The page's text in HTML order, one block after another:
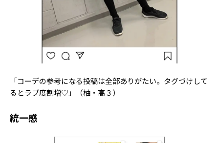
「コーデの参考になる投稿は全部ありがたい。タグづけして
るとラブ度割増♡」（柚・高３）
統一感